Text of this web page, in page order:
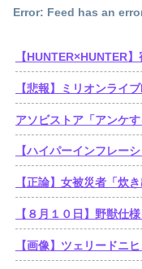
Error: Feed has an
【HUNTER×HUNTER】
【ハイパーインフレー
【画像】ツェリードニ